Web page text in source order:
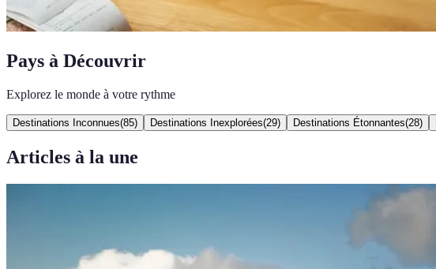
Pays à Découvrir
Explorez le monde à votre rythme
Destinations Inconnues(85) Destinations Inexplorées(29) Destinations Étonnantes(28)
Articles à la une